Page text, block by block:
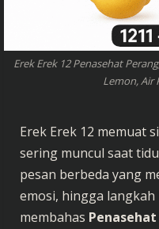
Erek Erek 12 Penasehat
Lemon, Air
Erek Erek 12 memuat
sering muncul saat
pesan berbeda yang
emosi, hingga
membahas